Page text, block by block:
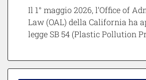
Il 1° maggio 2026, l’Office of
Law (OAL) della California ha
legge SB 54 (Plastic Pollution